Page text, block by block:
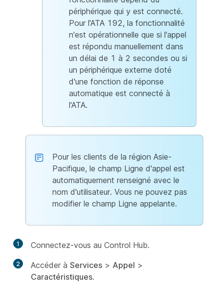
périphérique qui y est connecté.
Pour l'ATA 192, la fonctionnalité
n'est opérationnelle que si l'appel
est répondu manuellement dans
un délai de 1 à 2 secondes ou si
un périphérique externe doté
d'une fonction de réponse
automatique est connecté à
l'ATA.
Pour les clients de la région Asie-
Pacifique, le champ Ligne d'appel est
automatiquement renseigné avec le
nom d'utilisateur. Vous ne pouvez pas
modifier le champ Ligne appelante.
1 Connectez-vous au Control Hub.
2 Accéder à Services > Appel >
Caractéristiques.